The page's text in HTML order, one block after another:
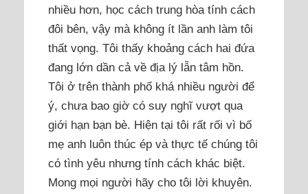
nhiều hơn, học cách trung hòa tính cách
đôi bên, vậy mà không ít lần anh làm tôi
thất vọng. Tôi thấy khoảng cách hai đứa
đang lớn dần cả về địa lý lẫn tâm hồn.
Tôi ở trên thành phố khá nhiều người để
ý, chưa bao giờ có suy nghĩ vượt qua
giới hạn bạn bè. Hiện tại tôi rất rối vì bố
mẹ anh luôn thúc ép và thực tế chúng tôi
có tình yêu nhưng tính cách khác biệt.
Mong mọi người hãy cho tôi lời khuyên.